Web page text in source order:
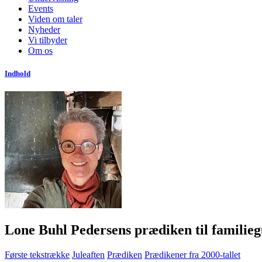
Events
Viden om taler
Nyheder
Vi tilbyder
Om os
Indhold
Lone Buhl Pedersens prædiken til
Første tekstrække Juleaften Prædiken Prædikener fra 2000-tallet